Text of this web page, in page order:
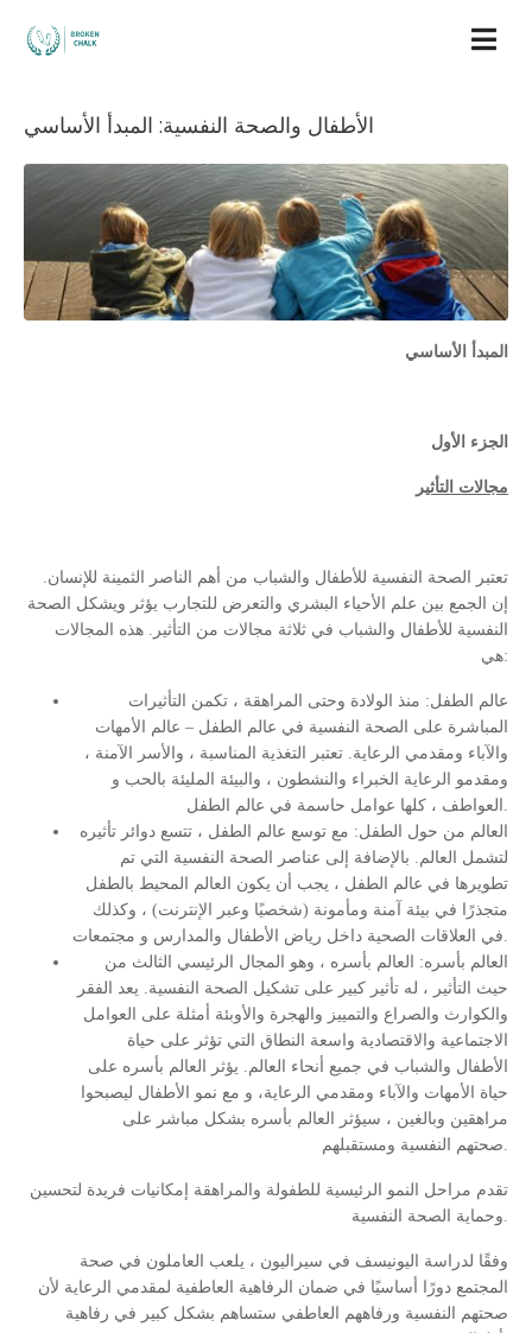
الأطفال والصحة النفسية: المبدأ الأساسي
المبدأ الأساسي
الجزء الأول
مجالات التأثير
تعتبر الصحة النفسية للأطفال والشباب من أهم الناصر الثمينة للإنسان.
إن الجمع بين علم الأحياء البشري والتعرض للتجارب يؤثر ويشكل الصحة
النفسية للأطفال والشباب في ثلاثة مجالات من التأثير. هذه المجالات
هي:
عالم الطفل: منذ الولادة وحتى المراهقة ، تكمن التأثيرات
المباشرة على الصحة النفسية في عالم الطفل – عالم الأمهات
والآباء ومقدمي الرعاية. تعتبر التغذية المناسبة ، والأسر الآمنة ،
ومقدمو الرعاية الخبراء والنشطون ، والبيئة المليئة بالحب و
العالم من حول الطفل: مع توسع عالم الطفل ، تتسع دوائر تأثيره
لتشمل العالم. بالإضافة إلى عناصر الصحة النفسية التي تم
تطويرها في عالم الطفل ، يجب أن يكون العالم المحيط بالطفل
متجذرًا في بيئة آمنة ومأمونة (شخصيًا وعبر الإنترنت) ، وكذلك
العالم بأسره: العالم بأسره ، وهو المجال الرئيسي الثالث من
حيث التأثير ، له تأثير كبير على تشكيل الصحة النفسية. يعد الفقر
والكوارث والصراع والتمييز والهجرة والأوبئة أمثلة على العوامل
الاجتماعية والاقتصادية واسعة النطاق التي تؤثر على حياة
الأطفال والشباب في جميع أنحاء العالم. يؤثر العالم بأسره على
حياة الأمهات والآباء ومقدمي الرعاية، و مع نمو الأطفال ليصبحوا
مراهقين وبالغين ، سيؤثر العالم بأسره بشكل مباشر على
تقدم مراحل النمو الرئيسية للطفولة والمراهقة إمكانيات فريدة لتحسين
وفقًا لدراسة اليونيسف في سيراليون ، يلعب العاملون في صحة
المجتمع دورًا أساسيًا في ضمان الرفاهية العاطفية لمقدمي الرعاية لأن
صحتهم النفسية ورفاههم العاطفي ستساهم بشكل كبير في رفاهية